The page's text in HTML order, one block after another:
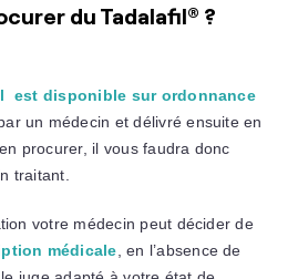
du Tadalafil® ?
est disponible sur ordonnance
un médecin et délivré ensuite en
procurer, il vous faudra donc
traitant.
votre médecin peut décider de
médicale , en l’absence de